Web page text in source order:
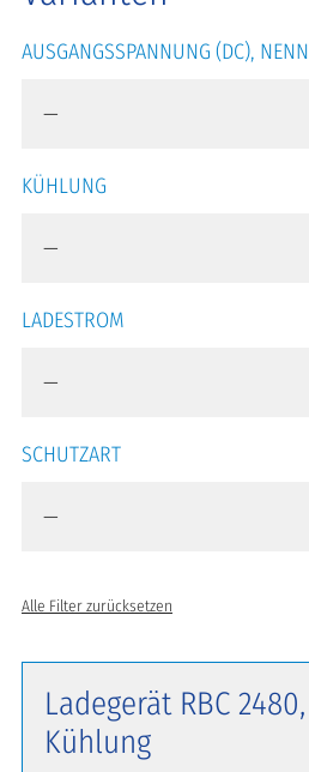
AUSGANGSSPANNUNG (DC),
KÜHLUNG
LADESTROM
SCHUTZART
Alle Filter zurücksetzen
Ladegerät RBC
Kühlung